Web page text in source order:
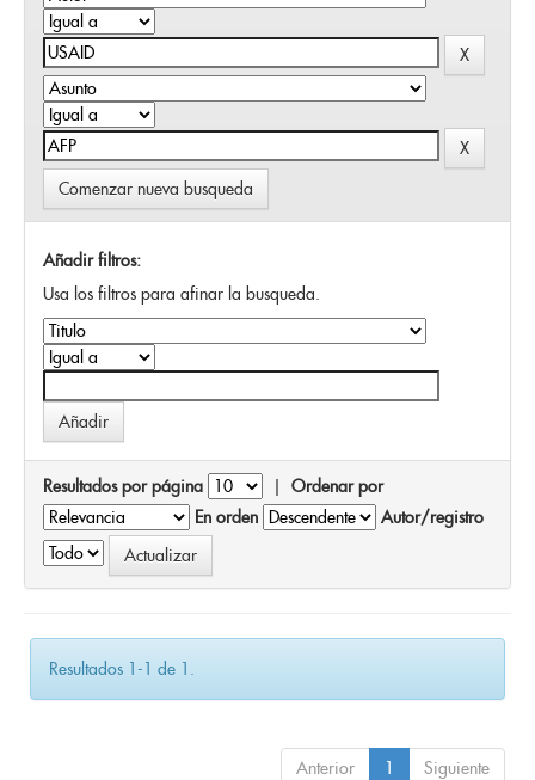
Comenzar nueva busqueda
Añadir filtros:
Usa los filtros para afinar la busqueda.
Resultados por página | Ordenar por
En orden
Autor/registro
Resultados 1-1 de 1.
Anterior 1 Siguiente